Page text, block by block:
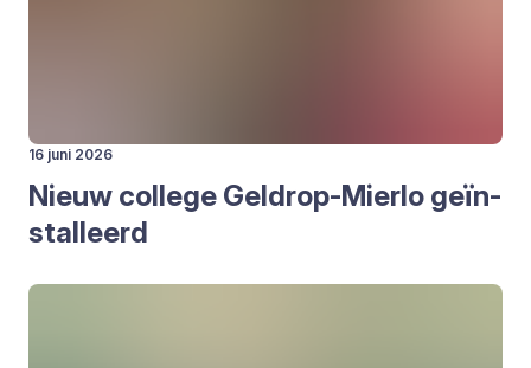
16 juni 2026
Nieuw col­le­ge Gel­drop-Mier­lo geïn­
stal­leerd